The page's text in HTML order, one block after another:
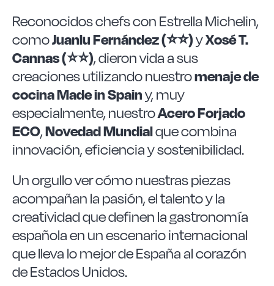
FAQ
Contacto
Reconocidos chefs con Estrella Michelin,
comoJuanlu Fernández (⭐⭐)yXosé T.
Cannas (⭐⭐), dieron vida a sus
creaciones utilizando nuestromenaje de
cocina Made in Spainy, muy
especialmente, nuestroAcero Forjado
ECO,Novedad Mundialque combina
innovación, eficiencia y sostenibilidad.
Un orgullo ver cómo nuestras piezas
acompañan la pasión, el talento y la
creatividad que definen la gastronomía
española en un escenario internacional
que lleva lo mejor de España al corazón
de Estados Unidos.